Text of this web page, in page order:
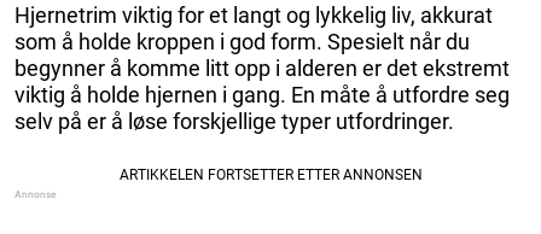
Hjernetrim viktig for et langt og lykkelig liv, akkurat
som å holde kroppen i god form. Spesielt når du
begynner å komme litt opp i alderen er det ekstremt
viktig å holde hjernen i gang. En måte å utfordre seg
selv på er å løse forskjellige typer utfordringer.